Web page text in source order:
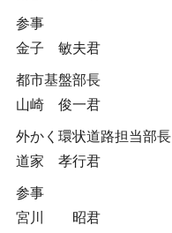
参事
金子 敏夫君
都市基盤部長
山崎 俊一君
外かく環状道路担当部長
道家 孝行君
参事
宮川 昭君